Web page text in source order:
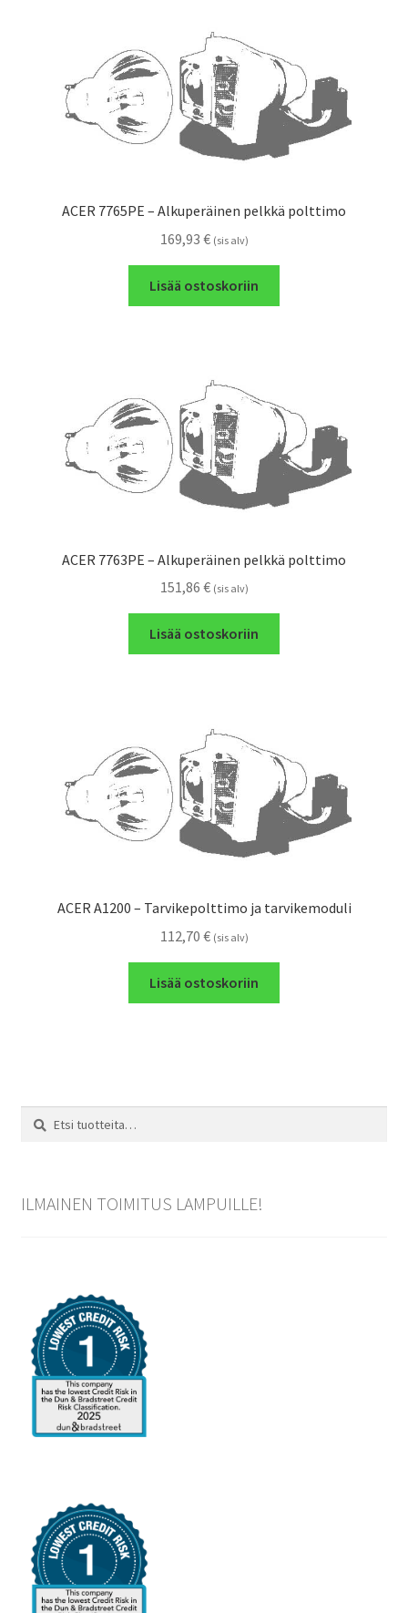
ACER 7765PE – Alkuperäinen pelkkä polttimo
169,93 € (sis alv)
Lisää ostoskoriin
ACER 7763PE – Alkuperäinen pelkkä polttimo
151,86 € (sis alv)
Lisää ostoskoriin
ACER A1200 – Tarvikepolttimo ja tarvikemoduli
112,70 € (sis alv)
Lisää ostoskoriin
Etsi:
Haku
ILMAINEN TOIMITUS LAMPUILLE!